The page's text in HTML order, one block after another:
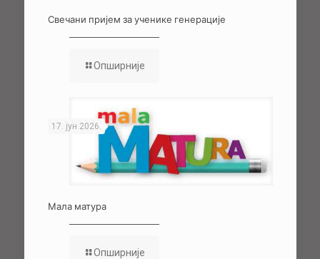
Свечани пријем за ученике генерације
Опширније
17. јун 2026.
Мала матура
Опширније